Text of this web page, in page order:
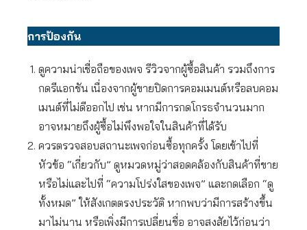
การป้องกัน
ดูความน่าเชื่อถือของเพจ รีวิวจากผู้ซื้อสินค้า รวมถึงการ
กดรีแอกชัน เนื่องจากผู้ขายปิดการคอมเมนต์หรือลบคอม
เมนต์ที่ไม่ดีออกไป เช่น หากมีการกดโกรธจำนวนมาก
อาจหมายถึงผู้ซื้อไม่พึงพอใจในสินค้าที่ได้รับ
ควรตรวจสอบสถานะเพจก่อนซื้อทุกครั้ง โดยเข้าไปที่
หัวข้อ “เกี่ยวกับ” ดูหมวดหมู่ว่าสอดคล้องกับสินค้าที่ขาย
หรือไม่และไปที่ “ความโปร่งใสของเพจ” และกดเลือก “ดู
ทั้งหมด” ให้สังเกตตรงประวัติ หากพบว่ามีการสร้างขึ้น
มาไม่นาน หรือเพิ่งมีการเปลี่ยนชื่อ อาจสงสัยไว้ก่อนว่า